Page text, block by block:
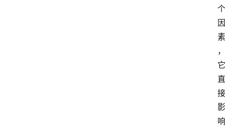
个
因
素
，
它
直
接
影
响